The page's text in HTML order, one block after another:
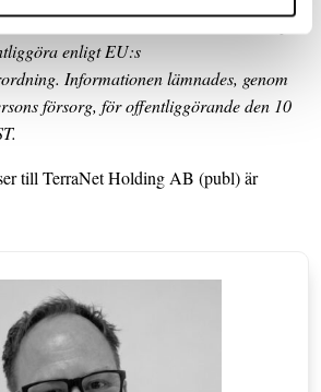
information som TerraNet Holding
enligt EU:s
Informationen lämnades, genom
försorg, för offentliggörande den 10
till TerraNet Holding AB (publ) är